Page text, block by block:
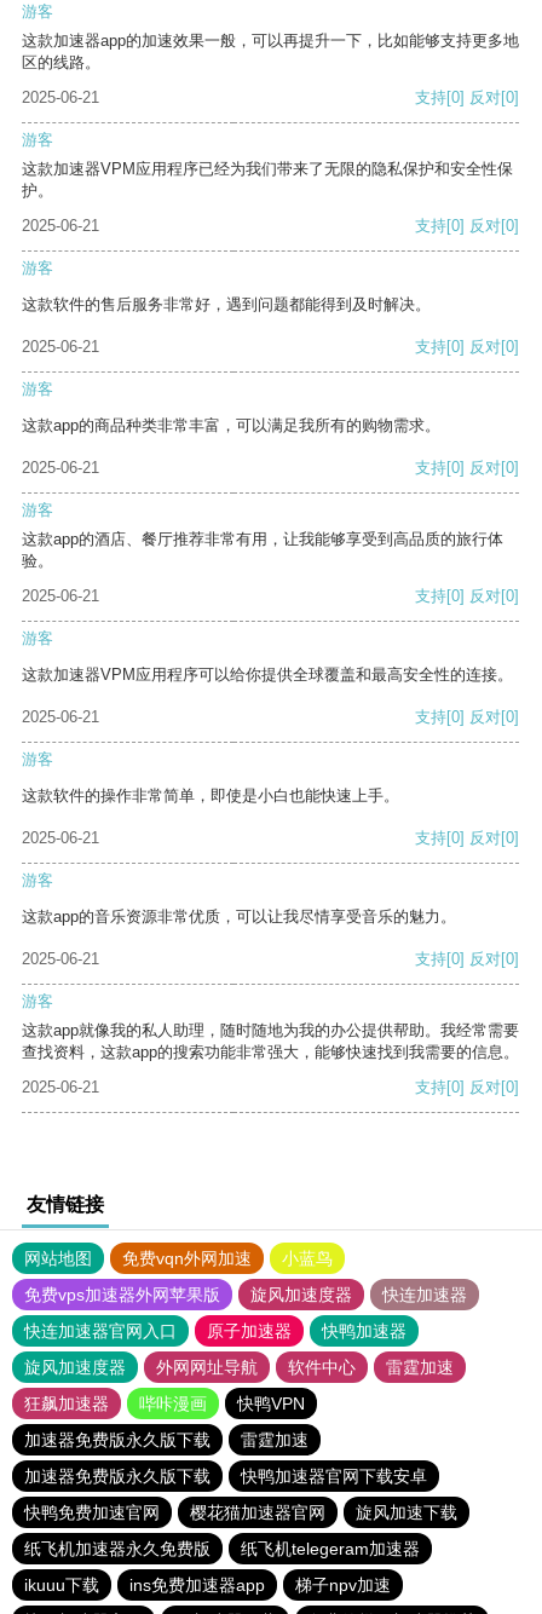
游客
这款加速器app的加速效果一般，可以再提升一下，比如能够支持更多地
区的线路。
2025-06-21
支持[0] 反对[0]
游客
这款加速器VPM应用程序已经为我们带来了无限的隐私保护和安全性保
护。
2025-06-21
支持[0] 反对[0]
游客
这款软件的售后服务非常好，遇到问题都能得到及时解决。
2025-06-21 支持[0] 反对[0]
游客
这款app的商品种类非常丰富，可以满足我所有的购物需求。
2025-06-21 支持[0] 反对[0]
游客
这款app的酒店、餐厅推荐非常有用，让我能够享受到高品质的旅行体
验。
2025-06-21
支持[0] 反对[0]
游客
这款加速器VPM应用程序可以给你提供全球覆盖和最高安全性的连接。
2025-06-21 支持[0] 反对[0]
游客
这款软件的操作非常简单，即使是小白也能快速上手。
2025-06-21 支持[0] 反对[0]
游客
这款app的音乐资源非常优质，可以让我尽情享受音乐的魅力。
2025-06-21 支持[0] 反对[0]
游客
这款app就像我的私人助理，随时随地为我的办公提供帮助。我经常需要
查找资料，这款app的搜索功能非常强大，能够快速找到我需要的信息。
2025-06-21
支持[0] 反对[0]
友情链接
网站地图 免费vqn外网加速
小蓝鸟
免费vps加速器外网苹果版
旋风加速度器
快连加速器
快连加速器官网入口
原子加速器
快鸭加速器
旋风加速度器
外网网址导航 软件中心
雷霆加速
狂飙加速器
哔咔漫画
快鸭VPN
加速器免费版永久版下载
雷霆加速
加速器免费版永久版下载
快鸭加速器官网下载安卓
快鸭免费加速官网
樱花猫加速器官网
旋风加速下载
纸飞机加速器永久免费版
纸飞机telegeram加速器
ikuuu下载
ins免费加速器app
梯子npv加速